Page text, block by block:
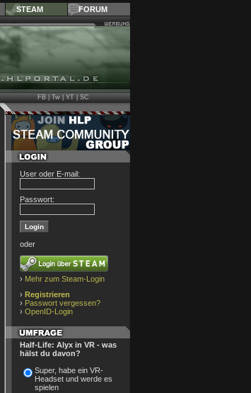
STEAM FORUM
FB|Tw|YT|SC
User oder E-mail:
Passwort:
oder
› Mehr zum Steam-Login
› Registrieren
› Passwort vergessen?
› OpenID-Login
Half-Life: Alyx in VR - was
hälst du davon?
Super, habe ein VR-
Headset und werde es
spielen